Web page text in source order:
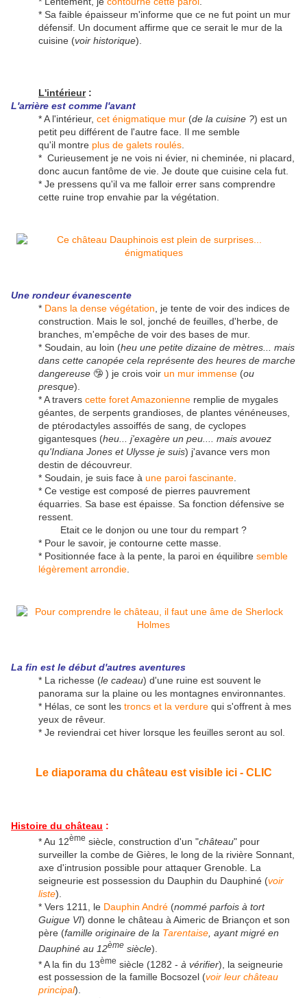
* Sa faible épaisseur m'informe que ce ne fut point un mur
défensif. Un document affirme que ce serait le mur de la
cuisine (voir historique).
L'intérieur:
L'arrière est comme l'avant
* A l'intérieur, cet énigmatique mur (de la cuisine ?) est un
petit peu différent de l'autre face. Il me semble
qu'il montre plus de galets roulés
* Curieusement je ne vois ni évier, ni cheminée, ni placard,
donc aucun fantôme de vie. Je doute que cuisine cela fut.
* Je pressens qu'il va me falloir errer sans comprendre
cette ruine trop envahie par la végétation.
Une rondeur évanescente
* Dans la dense végétation , je tente de voir des indices de
construction. Mais le sol, jonché de feuilles, d'herbe, de
branches, m'empêche de voir des bases de mur.
* Soudain, au loin (heu une petite dizaine de mètres... mais
dans cette canopée cela représente des heures de marche
dangereuse 🤥 ) je crois voir un mur immense (ou
presque).
* A travers cette foret Amazonienne remplie de mygales
géantes, de serpents grandioses, de plantes vénéneuses,
de ptérodactyles assoiffés de sang, de cyclopes
gigantesques (heu... j'exagère un peu.... mais avouez
qu'Indiana Jones et Ulysse je suis) j'avance vers mon
destin de découvreur.
* Soudain, je suis face à une paroi fascinante
* Ce vestige est composé de pierres pauvrement
équarries. Sa base est épaisse. Sa fonction défensive se
ressent.
Etait ce le donjon ou une tour du rempart ?
* Pour le savoir, je contourne cette masse.
* Positionnée face à la pente, la paroi en équilibre semble
légèrement arrondie
La fin est le début d'autres aventures
* La richesse (le cadeau) d'une ruine est souvent le
panorama sur la plaine ou les montagnes environnantes.
* Hélas, ce sont les troncs et la verdure qui s'offrent à mes
yeux de rêveur.
* Je reviendrai cet hiver lorsque les feuilles seront au sol.
Le diaporama du château est visible ici - CLIC
Histoire du château :
* Au 12ème siècle, construction d'un "château" pour
surveiller la combe de Gières, le long de la rivière Sonnant,
axe d'intrusion possible pour attaquer Grenoble. La
seigneurie est possession du Dauphin du Dauphiné (voir
liste).
* Vers 1211, le Dauphin André (nommé parfois à tort
Guigue VI) donne le château à Aimeric de Briançon et son
père (famille originaire de la Tarentaise , ayant migré en
Dauphiné au 12ème siècle).
* A la fin du 13ème siècle (1282 - à vérifier), la seigneurie
est possession de la famille Bocsozel (voir leur château
principal).